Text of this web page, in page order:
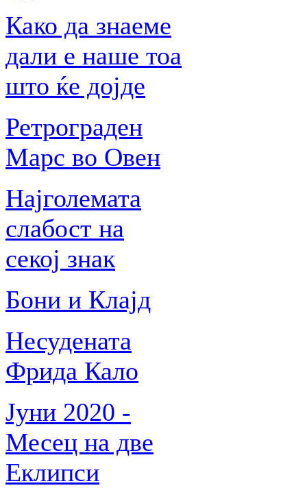
Како да знаеме
дали е наше тоа
што ќе дојде
Ретрограден
Марс во Овен
Најголемата
слабост на
секој знак
Бони и Клајд
Несудената
Фрида Кало
Јуни 2020 -
Месец на две
Еклипси